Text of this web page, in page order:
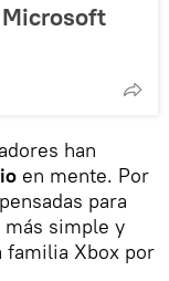
han
en mente. Por
para
simple y
familia Xbox por